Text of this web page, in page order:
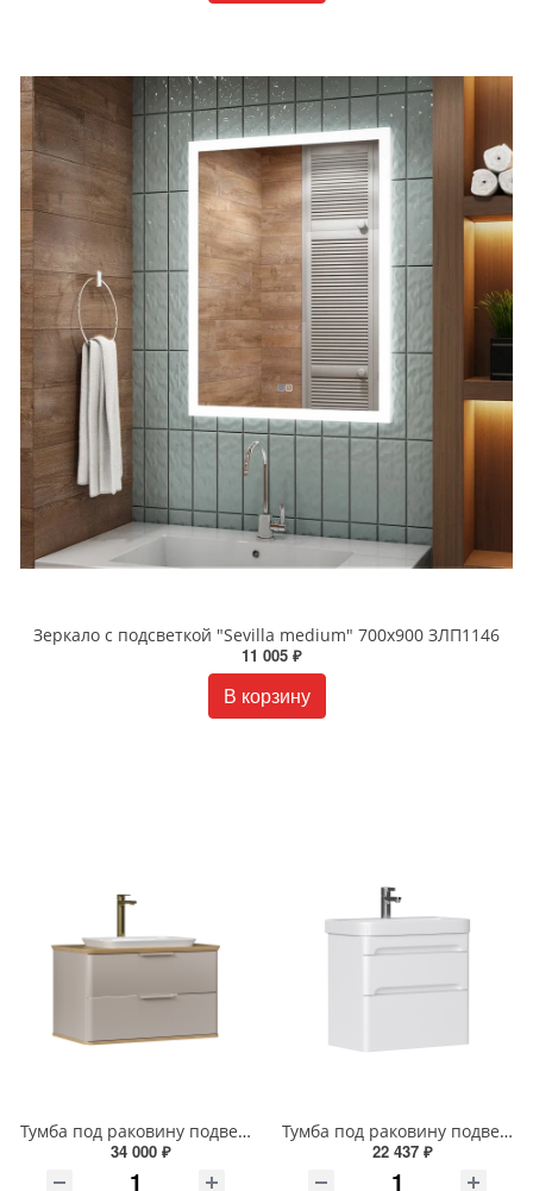
Зеркало с подсветкой "Sevilla medium" 700x900 ЗЛП1146
11 005 ₽
В корзину
Тумба под раковину подвесная EQUIL Десерт 80.2Я/Desert 80.2Y с ручками в цвет амарок tpDSRT80.2Y-25R амарок/дуб
34 000 ₽
Тумба под раковину подвесная EQUIL Найс 70 см tpNICE70.2Y-05 белая
22 437 ₽